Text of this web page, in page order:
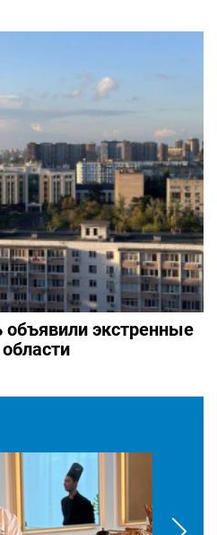
объявили экстренные